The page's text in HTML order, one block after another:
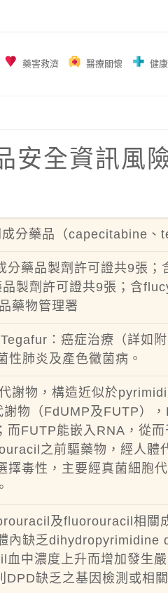
藥害救濟 醫療關懷 健
安全資訊風
分藥品（capecitabine、
藥品製劑許可證共9張；
製劑許可證共9張；含
藥物管理署
：癌症治療（詳如附
肺炎及產色黴菌病。
謝物，構造近似於
物（FdUMP及FUTP）
FUTP能嵌入RNA，從而
之前驅藥物，經人體
毒性，主要經真菌細胞
及fluorouracil相關
內缺乏dihydropyrimidine
中濃度上升而增加發生
缺乏之基因檢測或相